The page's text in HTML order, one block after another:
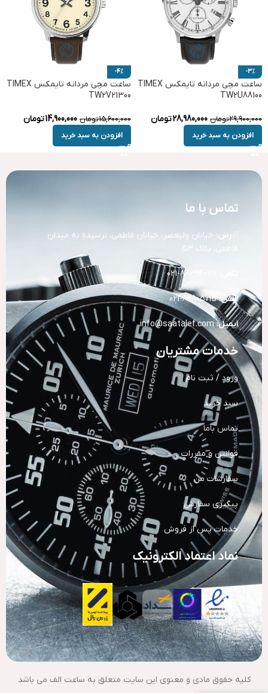
-3%
ساعت مچی مردانه تایمکس TIMEX
TW2U88100
29,900,000تومان 28,980,000تومان
افزودن به سبد خرید
-4%
ساعت مچی مردانه تایمکس TIMEX
TW2V21300
15,600,000تومان 14,900,000تومان
افزودن به سبد خرید
تماس با ما
رس: خیابان ولیعصر، خیابان فاطمی، نرسیده به میدان
فاطمی، پلاک 53
تلفن:82805015-021
ایمیل: info@saatalef.com
خدمات مشتریان
ورود / ثبت نام
سبد خرید
تماس باما
قوانین و مقررات
سفارشات من
پیگیری سفارش
خدمات پس از فروش
نماد اعتماد الکترونیک
کلیه حقوق مادی و معنوی این سایت متعلق به ساعت الف می باشد